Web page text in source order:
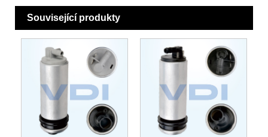
Související produkty